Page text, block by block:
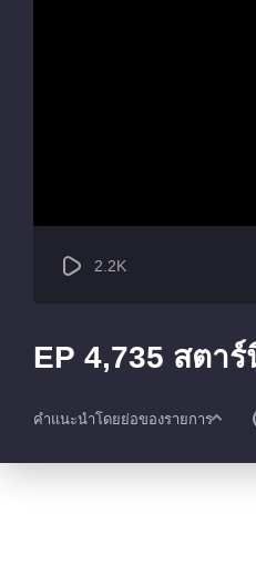
2.2K
EP 4,735 สตา
คำแนะนำโดยย่อของรายการ